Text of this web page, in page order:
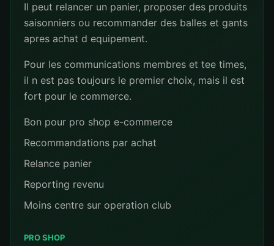
Il peut relancer un panier, proposer des produits
saisonniers ou recommander des balles et gants
apres achat d equipement.
Pour les communications membres et tee times,
il n est pas toujours le premier choix, mais il est
fort pour le commerce.
Bon pour pro shop e-commerce
Recommandations par achat
Relance panier
Reporting revenu
Moins centre sur operation club
PRO SHOP